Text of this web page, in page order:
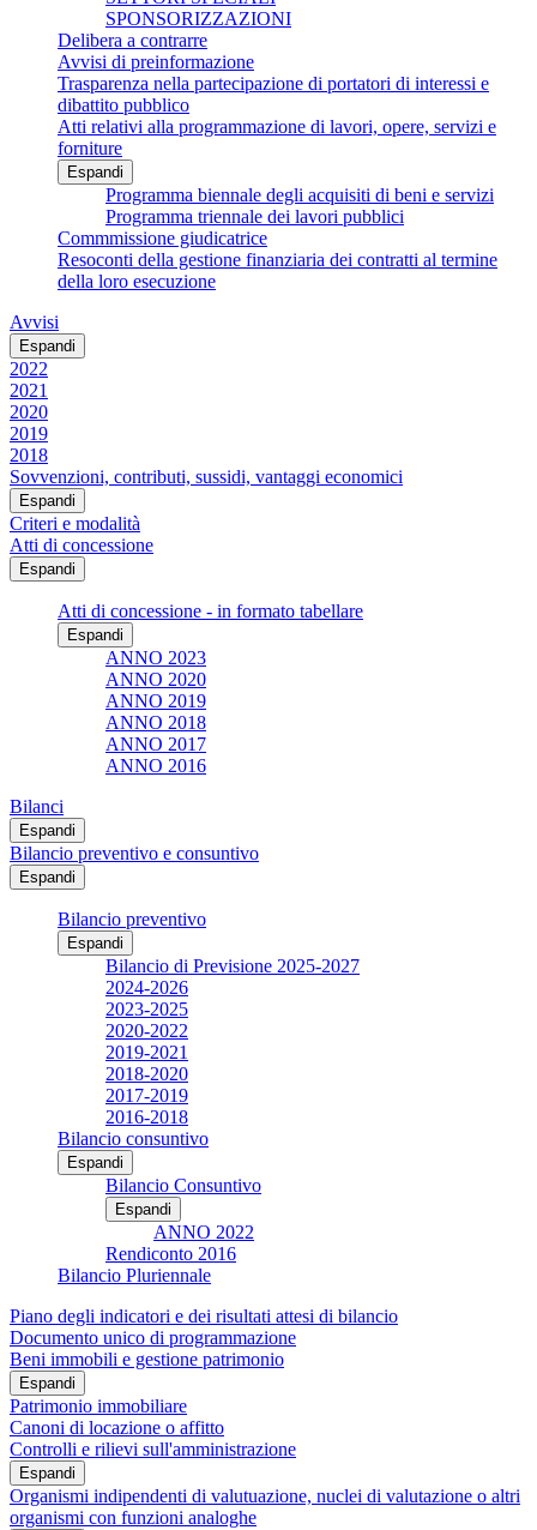
SPONSORIZZAZIONI
Delibera a contrarre
Avvisi di preinformazione
Trasparenza nella partecipazione di portatori di interessi e
dibattito pubblico
Atti relativi alla programmazione di lavori, opere, servizi e
forniture
Espandi
Programma biennale degli acquisiti di beni e servizi
Programma triennale dei lavori pubblici
Commmissione giudicatrice
Resoconti della gestione finanziaria dei contratti al termine
della loro esecuzione
Avvisi
Espandi
2022
2021
2020
2019
2018
Sovvenzioni, contributi, sussidi, vantaggi economici
Espandi
Criteri e modalità
Atti di concessione
Espandi
Atti di concessione - in formato tabellare
Espandi
ANNO 2023
ANNO 2020
ANNO 2019
ANNO 2018
ANNO 2017
ANNO 2016
Bilanci
Espandi
Bilancio preventivo e consuntivo
Espandi
Bilancio preventivo
Espandi
Bilancio di Previsione 2025-2027
2024-2026
2023-2025
2020-2022
2019-2021
2018-2020
2017-2019
2016-2018
Bilancio consuntivo
Espandi
Bilancio Consuntivo
Espandi
ANNO 2022
Rendiconto 2016
Bilancio Pluriennale
Piano degli indicatori e dei risultati attesi di bilancio
Documento unico di programmazione
Beni immobili e gestione patrimonio
Espandi
Patrimonio immobiliare
Canoni di locazione o affitto
Controlli e rilievi sull'amministrazione
Espandi
Organismi indipendenti di valutuazione, nuclei di valutazione o altri
organismi con funzioni analoghe